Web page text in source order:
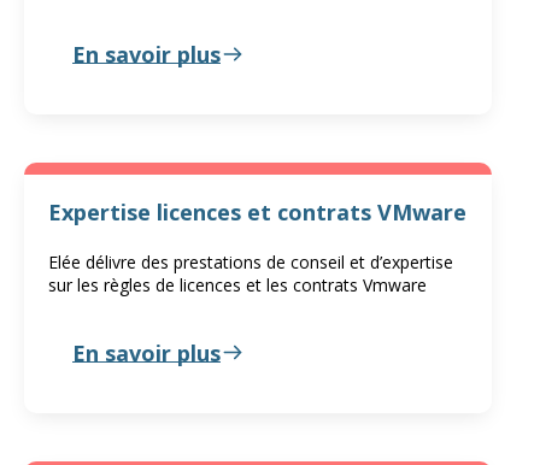
En savoir plus
Expertise licences et contrats VMware
Elée délivre des prestations de conseil et d’expertise
sur les règles de licences et les contrats Vmware
En savoir plus